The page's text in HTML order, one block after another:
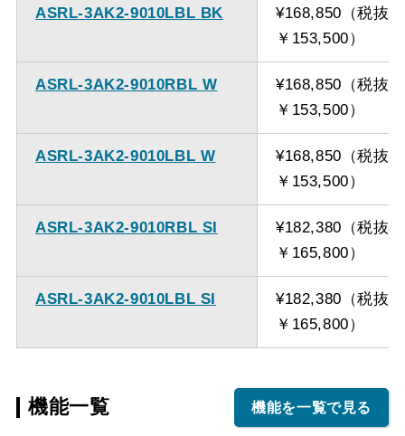
ASRL-3AK2-9010LBL BK
¥168,850（税抜
￥153,500）
ASRL-3AK2-9010RBL W
¥168,850（税抜
￥153,500）
ASRL-3AK2-9010LBL W
¥168,850（税抜
￥153,500）
ASRL-3AK2-9010RBL SI
¥182,380（税抜
￥165,800）
ASRL-3AK2-9010LBL SI
¥182,380（税抜
￥165,800）
機能一覧 機能を一覧で見る